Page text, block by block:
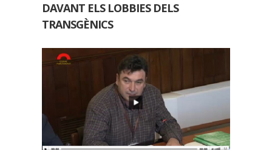
DAVANT ELS LOBBIES DELS
TRANSGÈNICS